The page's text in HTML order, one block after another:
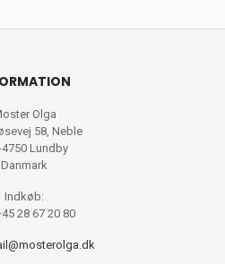
Olga
58, Neble
4750 Lundby
Danmark
Indkøb:
28 67 20 80